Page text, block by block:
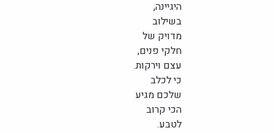
היגיינה,
בשילוב
מדויק של
חלקי פנים,
עצם וירקות.
כי לכלב
שלכם מגיע
הכי קרוב
לטבע.